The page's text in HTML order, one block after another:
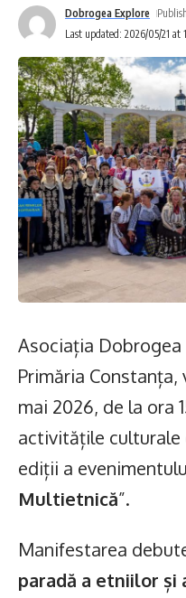
Last updated: 2026/05/21 at
Dobrogea Explore
Asociația
Primăria
mai 2026, de la ora
activitățile culturale
ediții a
Multietnică”.
Manifestarea
paradă a etniilor și